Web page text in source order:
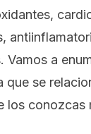
Vamos a
que se
los conozcas